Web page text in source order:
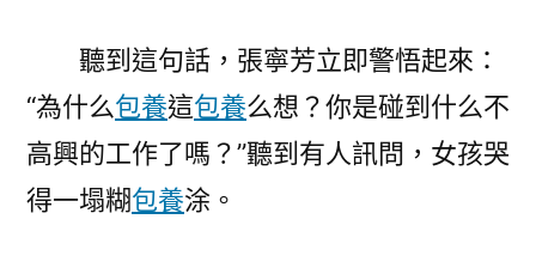
聽到這句話，張寧芳立即警悟起來：
“為什么包養這包養么想？你是碰到什么不
高興的工作了嗎？”聽到有人訊問，女孩哭
得一塌糊包養涂。